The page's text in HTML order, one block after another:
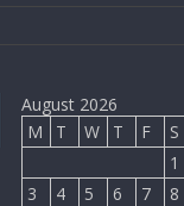
August 2026
M
T W T F S
1
3
4 5 6 7 8